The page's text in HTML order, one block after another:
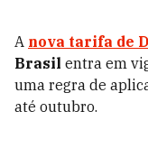
A nova tarifa de
Brasil entra em
uma regra de
até outubro.